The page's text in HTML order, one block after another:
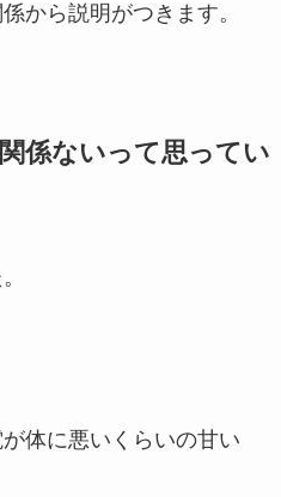
から説明がつきます。
係ないって思ってい
体に悪いくらいの甘い